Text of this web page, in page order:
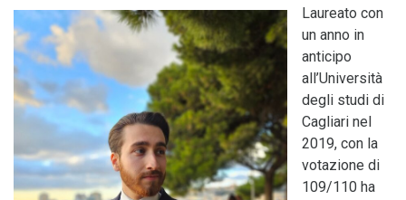
Laureato con
un anno in
anticipo
all’Università
degli studi di
Cagliari nel
2019, con la
votazione di
109/110 ha